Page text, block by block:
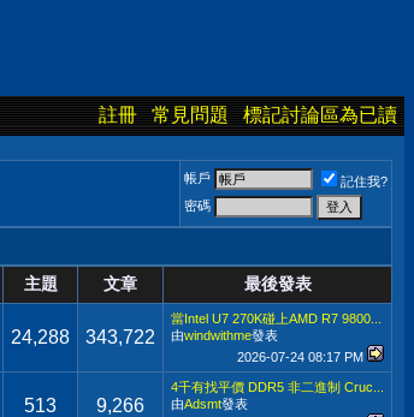
註冊 常見問題 標記討論區為已讀
帳戶
記住我?
密碼
主題 文章 最後發表
24,288 343,722
當Intel U7 270K碰上AMD R7 9800...
由windwithme發表
2026-07-24 08:17 PM
513 9,266
4千有找平價 DDR5 非二進制 Cruc...
由Adsmt發表